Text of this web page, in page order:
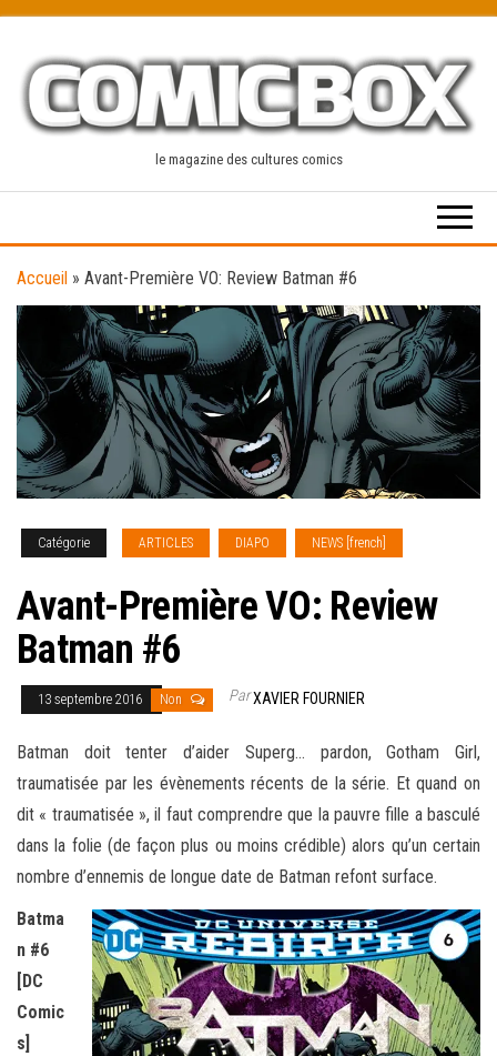
content
le magazine des cultures comics
Accueil » Avant-Première VO: Review Batman #6
Catégorie ARTICLES DIAPO NEWS [french]
Avant-Première VO: Review
Batman #6
13 septembre 2016 Non ParXAVIER FOURNIER
Batman doit tenter d’aider Superg… pardon, Gotham Girl,
traumatisée par les évènements récents de la série. Et quand on
dit « traumatisée », il faut comprendre que la pauvre fille a basculé
dans la folie (de façon plus ou moins crédible) alors qu’un certain
nombre d’ennemis de longue date de Batman refont surface.
Batma
n #6
[DC
Comic
s]